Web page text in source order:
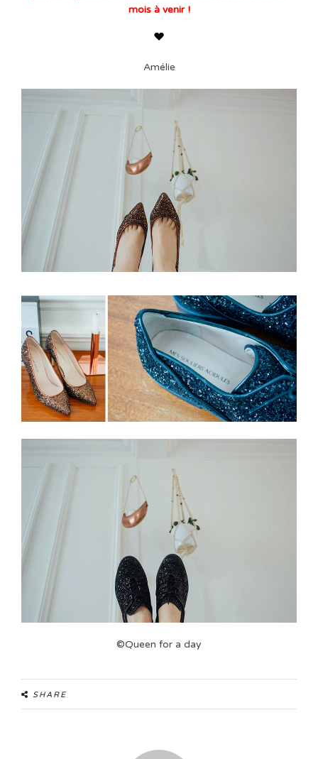
mois à venir !
Amélie
©Queen for a day
SHARE